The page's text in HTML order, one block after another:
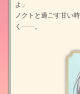
よ」
ノクトと過ごす甘い
く――。